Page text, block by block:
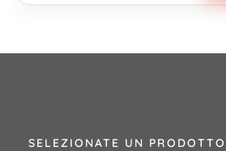
SELEZIONATE UN PRODOTTO